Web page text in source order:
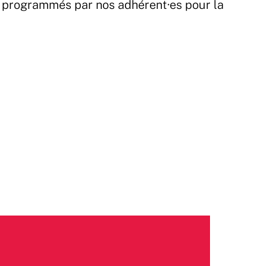
par nos adhérent·es pour la